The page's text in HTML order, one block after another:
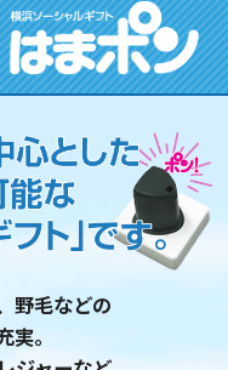
野毛などの
。